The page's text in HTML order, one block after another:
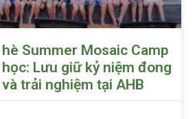
Summer Mosaic Camp
Lưu giữ kỷ niệm đong
trải nghiệm tại AHB